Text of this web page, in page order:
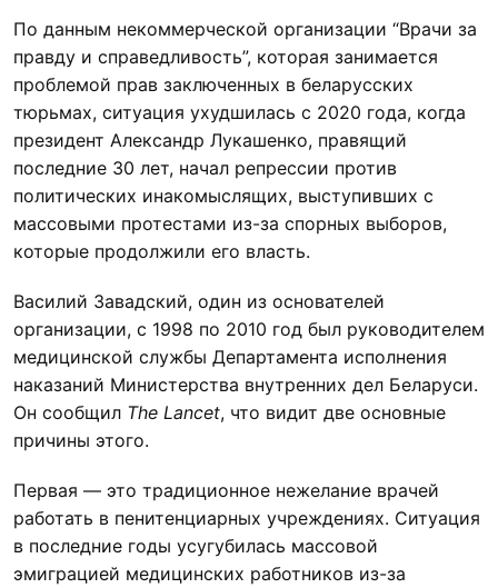
По данным некоммерческой организации “Врачи за
правду и справедливость”, которая занимается
проблемой прав заключенных в беларусских
тюрьмах, ситуация ухудшилась с 2020 года, когда
президент Александр Лукашенко, правящий
последние 30 лет, начал репрессии против
политических инакомыслящих, выступивших с
массовыми протестами из-за спорных выборов,
которые продолжили его власть.
Василий Завадский, один из основателей
организации, с 1998 по 2010 год был руководителем
медицинской службы Департамента исполнения
наказаний Министерства внутренних дел Беларуси.
Он сообщил The Lancet, что видит две основные
причины этого.
Первая — это традиционное нежелание врачей
работать в пенитенциарных учреждениях. Ситуация
в последние годы усугубилась массовой
эмиграцией медицинских работников из-за